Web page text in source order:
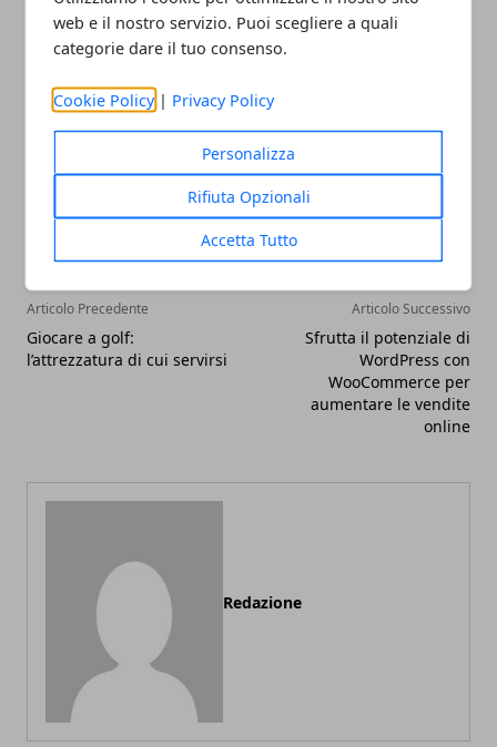
web e il nostro servizio. Puoi scegliere a quali
categorie dare il tuo consenso.
Cookie Policy | Privacy Policy
Personalizza
Rifiuta Opzionali
Accetta Tutto
interventi da programmare ogni 20 mila chilometri
circa.
Whatsapp
Articolo Precedente
Giocare a golf:
l’attrezzatura di cui servirsi
Articolo Successivo
Sfrutta il potenziale di
WordPress con
WooCommerce per
aumentare le vendite
online
Redazione